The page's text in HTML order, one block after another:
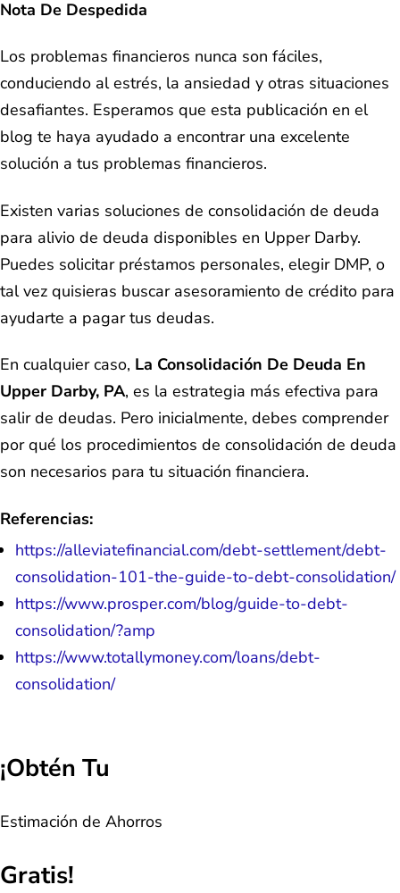
Nota De Despedida
Los problemas financieros nunca son fáciles,
conduciendo al estrés, la ansiedad y otras situaciones
desafiantes. Esperamos que esta publicación en el
blog te haya ayudado a encontrar una excelente
solución a tus problemas financieros.
Existen varias soluciones de consolidación de deuda
para alivio de deuda disponibles en Upper Darby.
Puedes solicitar préstamos personales, elegir DMP, o
tal vez quisieras buscar asesoramiento de crédito para
ayudarte a pagar tus deudas.
En cualquier caso, La Consolidación De Deuda En
Upper Darby, PA, es la estrategia más efectiva para
salir de deudas. Pero inicialmente, debes comprender
por qué los procedimientos de consolidación de deuda
son necesarios para tu situación financiera.
Referencias:
https://alleviatefinancial.com/debt-settlement/debt-
consolidation-101-the-guide-to-debt-consolidation/
https://www.prosper.com/blog/guide-to-debt-
consolidation/?amp
https://www.totallymoney.com/loans/debt-
consolidation/
¡Obtén Tu
Estimación de Ahorros
Gratis!